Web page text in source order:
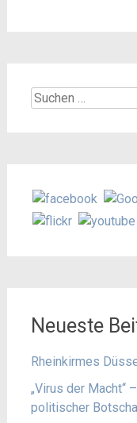
Suchen
Neueste
Rheinkirmes
„Virus der Macht“
politischer